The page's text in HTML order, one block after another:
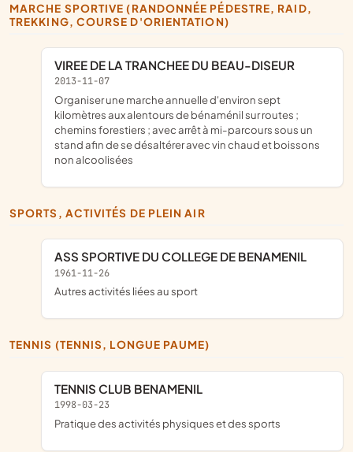
MARCHE SPORTIVE (RANDONNÉE PÉDESTRE, RAID,
TREKKING, COURSE D'ORIENTATION)
VIREE DE LA TRANCHEE DU BEAU-DISEUR
2013-11-07
organiser une marche annuelle d'environ sept
kilomètres aux alentours de bénaménil sur routes ;
chemins forestiers ; avec arrêt à mi-parcours sous un
stand afin de se désaltérer avec vin chaud et boissons
non alcoolisées
SPORTS, ACTIVITÉS DE PLEIN AIR
ASS SPORTIVE DU COLLEGE DE BENAMENIL
1961-11-26
Autres activités liées au sport
TENNIS (TENNIS, LONGUE PAUME)
TENNIS CLUB BENAMENIL
1998-03-23
pratique des activités physiques et des sports